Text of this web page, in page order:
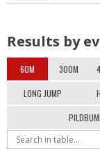
Results by
60M 300M
LONG JUMP